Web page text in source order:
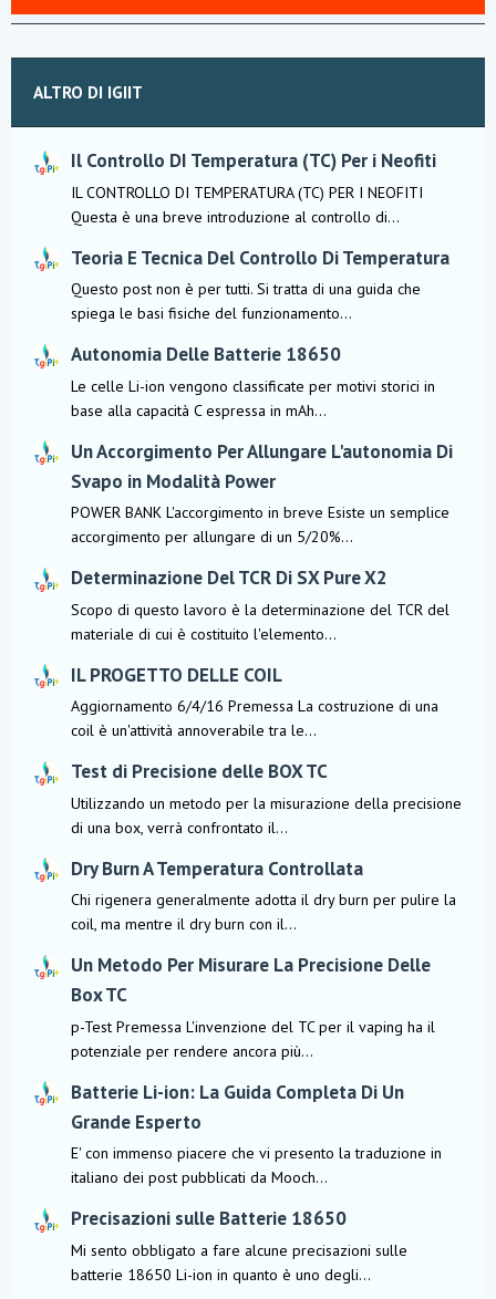
ALTRO DI IGIIT
Il Controllo DI Temperatura (TC) Per i Neofiti
IL CONTROLLO DI TEMPERATURA (TC) PER I NEOFITI
Questa è una breve introduzione al controllo di...
Teoria E Tecnica Del Controllo Di Temperatura
Questo post non è per tutti. Si tratta di una guida che
spiega le basi fisiche del funzionamento...
Autonomia Delle Batterie 18650
Le celle Li-ion vengono classificate per motivi storici in
base alla capacità C espressa in mAh...
Un Accorgimento Per Allungare L'autonomia Di
Svapo in Modalità Power
POWER BANK L'accorgimento in breve Esiste un semplice
accorgimento per allungare di un 5/20%...
Determinazione Del TCR Di SX Pure X2
Scopo di questo lavoro è la determinazione del TCR del
materiale di cui è costituito l'elemento...
IL PROGETTO DELLE COIL
Aggiornamento 6/4/16 Premessa La costruzione di una
coil è un'attività annoverabile tra le...
Test di Precisione delle BOX TC
Utilizzando un metodo per la misurazione della precisione
di una box, verrà confrontato il...
Dry Burn A Temperatura Controllata
Chi rigenera generalmente adotta il dry burn per pulire la
coil, ma mentre il dry burn con il...
Un Metodo Per Misurare La Precisione Delle
Box TC
p-Test Premessa L'invenzione del TC per il vaping ha il
potenziale per rendere ancora più...
Batterie Li-ion: La Guida Completa Di Un
Grande Esperto
E' con immenso piacere che vi presento la traduzione in
italiano dei post pubblicati da Mooch...
Precisazioni sulle Batterie 18650
Mi sento obbligato a fare alcune precisazioni sulle
batterie 18650 Li-ion in quanto è uno degli...